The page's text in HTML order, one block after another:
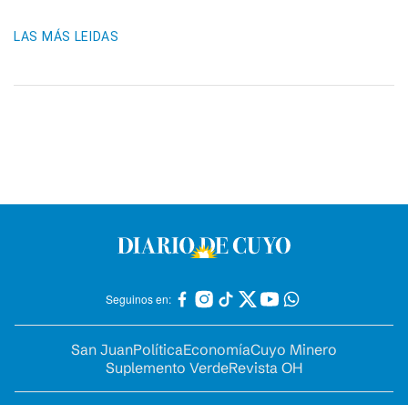
LAS MÁS LEIDAS
Seguinos en:
San JuanPolíticaEconomíaCuyo Minero
Suplemento VerdeRevista OH